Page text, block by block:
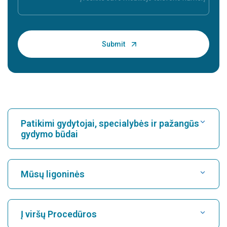
Patikimi gydytojai, specialybės ir pažangūs
gydymo būdai
Raskite ligoninę
Rasti kardiologą
Mūsų ligoninės
Į viršų Procedūros